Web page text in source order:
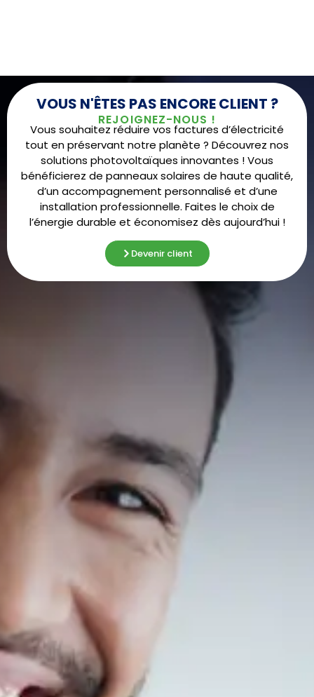
VOUS N'ÊTES PAS ENCORE CLIENT ?
REJOIGNEZ-NOUS !
Vous souhaitez réduire vos factures d’électricité
tout en préservant notre planète ? Découvrez nos
solutions photovoltaïques innovantes ! Vous
bénéficierez de panneaux solaires de haute qualité,
d’un accompagnement personnalisé et d’une
installation professionnelle. Faites le choix de
l’énergie durable et économisez dès aujourd’hui !
Devenir client